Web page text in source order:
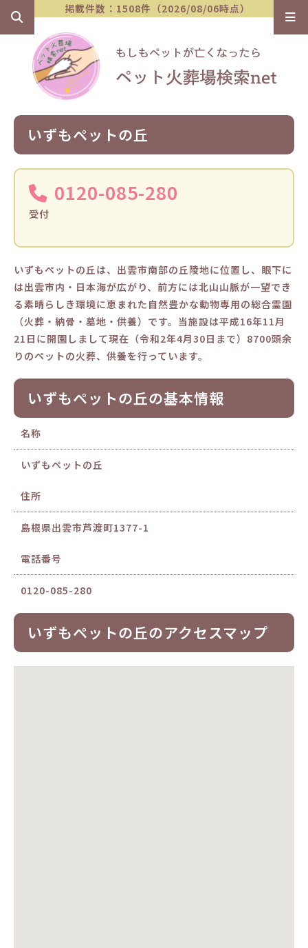
掲載件数：1508件（2026/08/06時点）
いずもペットの丘
0120-085-280
受付
いずもペットの丘は、出雲市南部の丘陵地に位置し、眼下に
は出雲市内・日本海が広がり、前方には北山山脈が一望でき
る素晴らしき環境に恵まれた自然豊かな動物専用の総合霊園
（火葬・納骨・墓地・供養）です。当施設は平成16年11月
21日に開園しまして現在（令和2年4月30日まで）8700頭余
りのペットの火葬、供養を行っています。
いずもペットの丘の基本情報
名称
いずもペットの丘
住所
島根県出雲市芦渡町1377-1
電話番号
0120-085-280
いずもペットの丘のアクセスマップ